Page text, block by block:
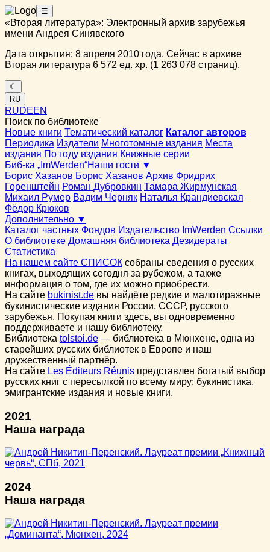
☰
«Вторая литература»: Электронный архив зарубежья
имени Андрея Синявского
Дата открытия: 8 апреля 2010 года. Сейчас в архиве
Вторая литература 6 572 ед. хр. (1 263 078 страниц).
☾
RU
RUDEEN
Поиск по библиотеке
Новые книги Тематический каталог Каталог авторов
Периодика Издатели Многотомные издания Места
издания По году издания Книжные серии
Биб-ка „ImWerden“Наши гости ▼
Борис Хазанов Борис Хазанов Архив Фридрих
Горенштейн Роман Дубровкин Тамара Жирмунская
Михаил Румер Вадим Черняк Наталья Крандиевская
Фёдор Крюков
Дополнительно ▼
Каталог частных Фондов Издательство ImWerden Ссылки
О библиотеке Домашняя библиотека Дезидераты
Статистика
На нашем сайте СПИСОК собраны сведения о русских
книгах, выходящих сегодня за рубежом, а также
информация о том, где их можно приобрести.
На сайте bukinist.de вы найдёте редкие и малотиражные
букинистические издания России, СССР, русского
зарубежья. Покупая книги здесь, вы одновременно
поддерживаете и нашу библиотеку.
Библиотека tolstoi.de — библиотека в Мюнхене, одна из
старейших русских библиотек в Европе и наш
дружественный партнёр.
На сайте Les Éditeurs Réunis представлен богатый выбор
русских книг с пересылкой по всему миру: букинистика,
эмигрантские издания и новые книги.
2021
Наша награда
2024
Наша награда